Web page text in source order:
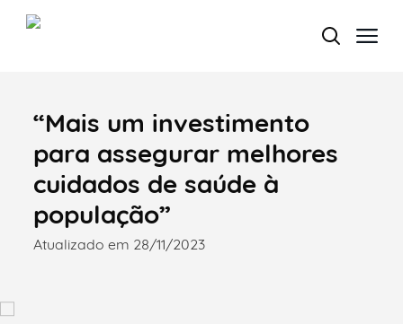
Termo de Pesquisa
Categorias gerais
“Mais um investimento
para assegurar melhores
cuidados de saúde à
população”
Atualizado em 28/11/2023